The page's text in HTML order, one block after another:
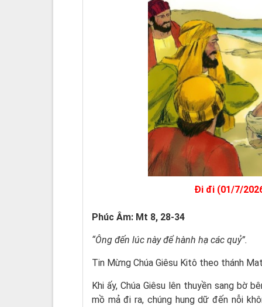
Đi đi (01/7/
Phúc Âm: Mt 8, 28-34
“Ông đến lúc này để hành hạ các quỷ”.
Tin Mừng Chúa Giêsu Kitô theo thánh
Khi ấy, Chúa Giêsu lên thuyền sang bờ
mồ mả đi ra, chúng hung dữ đến nỗi